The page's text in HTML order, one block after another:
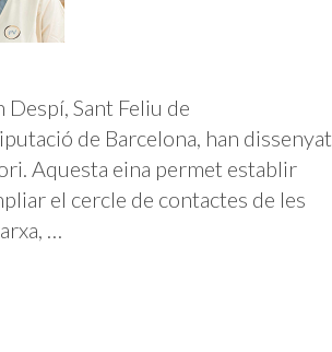
Despí, Sant Feliu de
de Barcelona, han dissenyat
Aquesta eina permet establir
el cercle de contactes de les
…